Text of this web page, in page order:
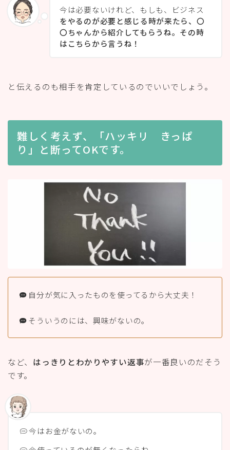
今は必要ないけれど、もしも、ビジネス
をやるのが必要と感じる時が来たら、〇
〇ちゃんから紹介してもらうね。その時
はこちらから言うね！
と伝えるのも相手を肯定しているのでいいでしょう。
難しく考えず、「ハッキリ きっぱ
り」と断ってOKです。
自分が気に入ったものを使ってるから大丈夫！
そういうのには、興味がないの。
など、 はっきりとわかりやすい返事が一番良いのだそう
です。
今はお金がないの。